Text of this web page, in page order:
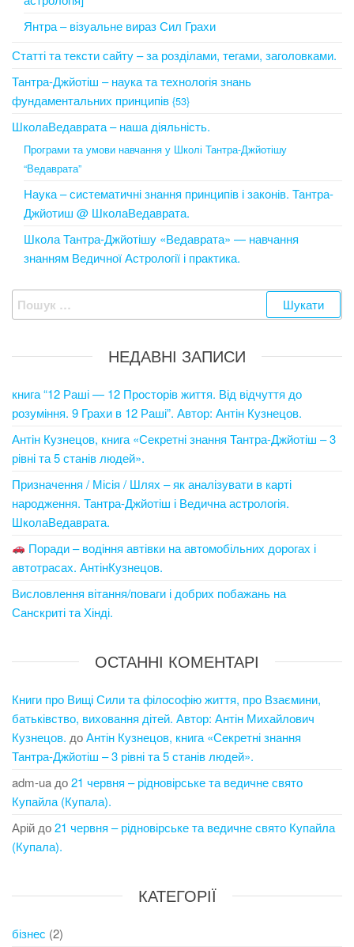
Янтра – візуальне вираз Сил Грахи
Статті та тексти сайту – за розділами, тегами, заголовками.
Тантра-Джйотіш – наука та технологія знань
фундаментальних принципів {53}
ШколаВедаврата – наша діяльність.
Програми та умови навчання у Школі Тантра-Джйотішу
“Ведаврата”
Наука – систематичні знання принципів і законів. Тантра-
Джйотиш @ ШколаВедаврата.
Школа Тантра-Джйотішу «Ведаврата» — навчання
знанням Ведичної Астрології і практика.
Пошук:
НЕДАВНІ ЗАПИСИ
книга “12 Раші — 12 Просторів життя. Від відчуття до
розуміння. 9 Грахи в 12 Раші”. Автор: Антін Кузнецов.
Антін Кузнецов, книга «Секретні знання Тантра-Джйотіш – 3
рівні та 5 станів людей».
Призначення / Місія / Шлях – як аналізувати в карті
народження. Тантра-Джйотіш і Ведична астрологія.
ШколаВедаврата.
Поради – водіння автівки на автомобільних дорогах і
автотрасах. АнтінКузнецов.
Висловлення вітання/поваги і добрих побажань на
Санскриті та Хінді.
ОСТАННІ КОМЕНТАРІ
Книги про Вищі Сили та філософію життя, про Взаємини,
батьківство, виховання дітей. Автор: Антін Михайлович
Кузнецов. доАнтін Кузнецов, книга «Секретні знання
Тантра-Джйотіш – 3 рівні та 5 станів людей».
adm-ua до21 червня – рідновірське та ведичне свято
Купайла (Купала).
Арій до21 червня – рідновірське та ведичне свято Купайла
(Купала).
КАТЕГОРІЇ
бізнес (2)